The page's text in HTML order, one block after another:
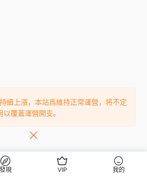
發現 VIP 我的
續上漲，本站爲維持正常運營，将不定
覆蓋運營開支。